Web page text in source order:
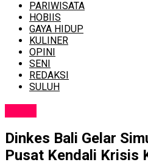
PARIWISATA
HOBIIS
GAYA HIDUP
KULINER
OPINI
SENI
REDAKSI
SULUH
Dinkes Bali Gelar
Pusat Kendali Krisis